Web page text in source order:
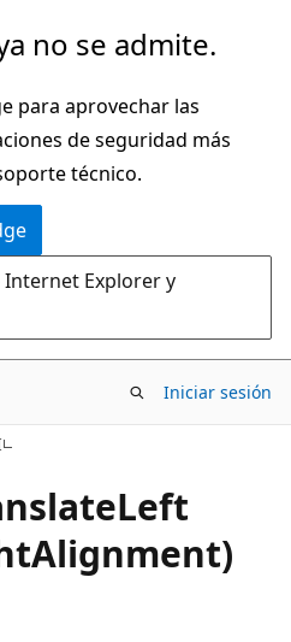
no se admite.
para aprovechar las
de seguridad más
técnico.
Explorer y
Iniciar sesión
Left